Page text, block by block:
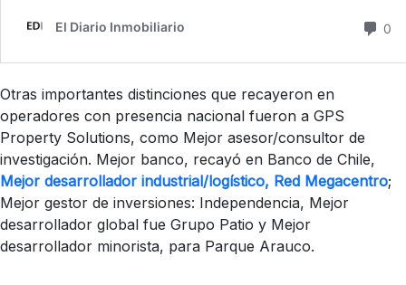
Otras importantes distinciones que recayeron en
operadores con presencia nacional fueron a GPS
Property Solutions, como Mejor asesor/consultor de
investigación. Mejor banco, recayó en Banco de Chile,
Mejor desarrollador industrial/logístico, Red Megacentro;
Mejor gestor de inversiones: Independencia, Mejor
desarrollador global fue Grupo Patio y Mejor
desarrollador minorista, para Parque Arauco.